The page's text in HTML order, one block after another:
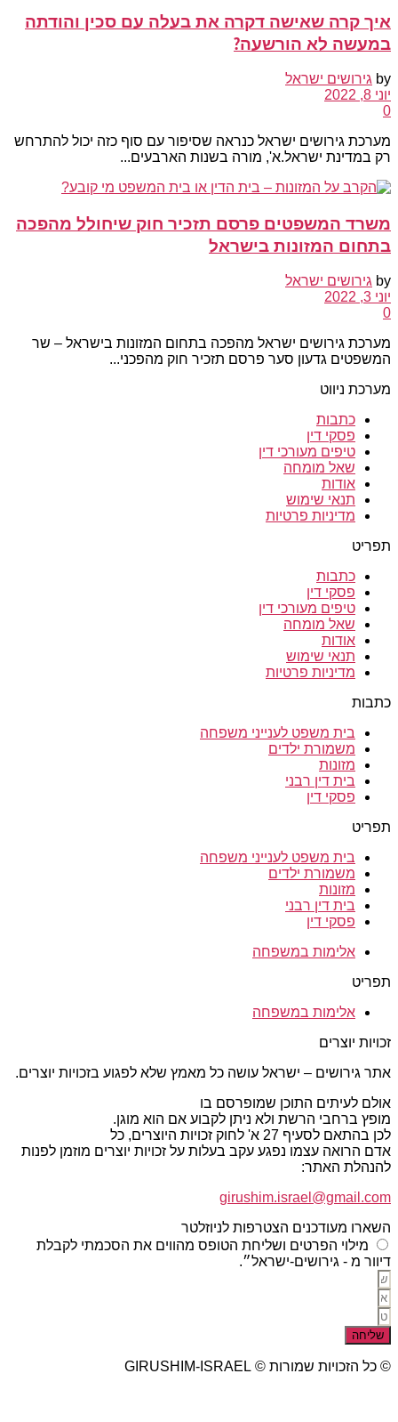
איך קרה שאישה דקרה את בעלה עם סכין והודתה
במעשה לא הורשעה?
by גירושים ישראל
יוני 8, 2022
0
מערכת גירושים ישראל כנראה שסיפור עם סוף כזה יכול להתרחש
רק במדינת ישראל.א', מורה בשנות הארבעים...
משרד המשפטים פרסם תזכיר חוק שיחולל מהפכה
בתחום המזונות בישראל
by גירושים ישראל
יוני 3, 2022
0
מערכת גירושים ישראל מהפכה בתחום המזונות בישראל – שר
המשפטים גדעון סער פרסם תזכיר חוק מהפכני...
מערכת ניווט
כתבות
פסקי דין
טיפים מעורכי דין
שאל מומחה
אודות
תנאי שימוש
מדיניות פרטיות
תפריט
כתבות
פסקי דין
טיפים מעורכי דין
שאל מומחה
אודות
תנאי שימוש
מדיניות פרטיות
כתבות
בית משפט לענייני משפחה
משמורת ילדים
מזונות
בית דין רבני
פסקי דין
תפריט
בית משפט לענייני משפחה
משמורת ילדים
מזונות
בית דין רבני
פסקי דין
אלימות במשפחה
תפריט
אלימות במשפחה
זכויות יוצרים
אתר גירושים – ישראל עושה כל מאמץ שלא לפגוע בזכויות יוצרים.
אולם לעיתים התוכן שמופרסם בו
מופץ ברחבי הרשת ולא ניתן לקבוע אם הוא מוגן.
לכן בהתאם לסעיף 27 א' לחוק זכויות היוצרים, כל
אדם הרואה עצמו נפגע עקב בעלות על זכויות יוצרים מוזמן לפנות
להנהלת האתר:
girushim.israel@gmail.com
השארו מעודכנים הצטרפות לניוזלטר
מילוי הפרטים ושליחת הטופס מהווים את הסכמתי לקבלת
דיוור מ - גירושים-ישראל״.
שליחה
© כל הזכויות שמורות © GIRUSHIM-ISRAEL